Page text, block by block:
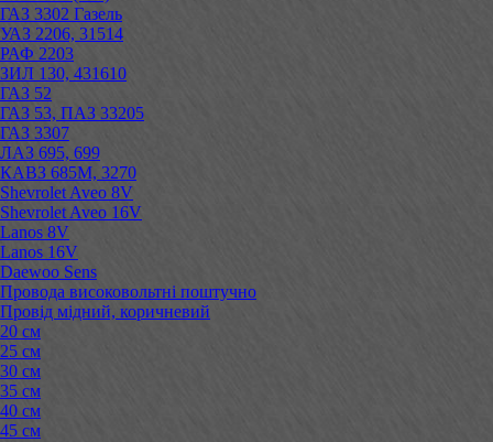
ГАЗ 3302 Газель
УАЗ 2206, 31514
РАФ 2203
ЗИЛ 130, 431610
ГАЗ 52
ГАЗ 53, ПАЗ 33205
ГАЗ 3307
ЛАЗ 695, 699
КАВЗ 685М, 3270
Shevrolet Aveo 8V
Shevrolet Aveo 16V
Lanos 8V
Lanos 16V
Daewoo Sens
Провода високовольтні поштучно
Провід мідний, коричневий
20 см
25 см
30 см
35 см
40 см
45 см